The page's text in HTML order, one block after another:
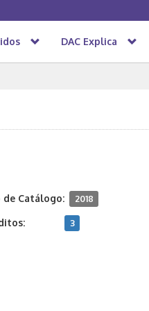
DAC Explica
de Catálogo: 2018
3